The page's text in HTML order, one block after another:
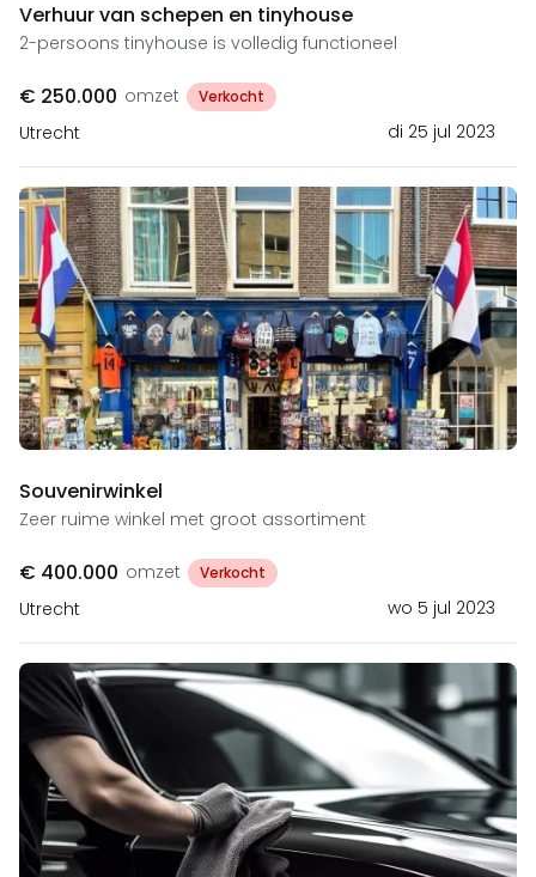
Verhuur van schepen en tinyhouse
2-persoons tinyhouse is volledig functioneel
€ 250.000 omzet Verkocht
Utrecht di 25 jul 2023
Souvenirwinkel
Zeer ruime winkel met groot assortiment
€ 400.000 omzet Verkocht
Utrecht wo 5 jul 2023